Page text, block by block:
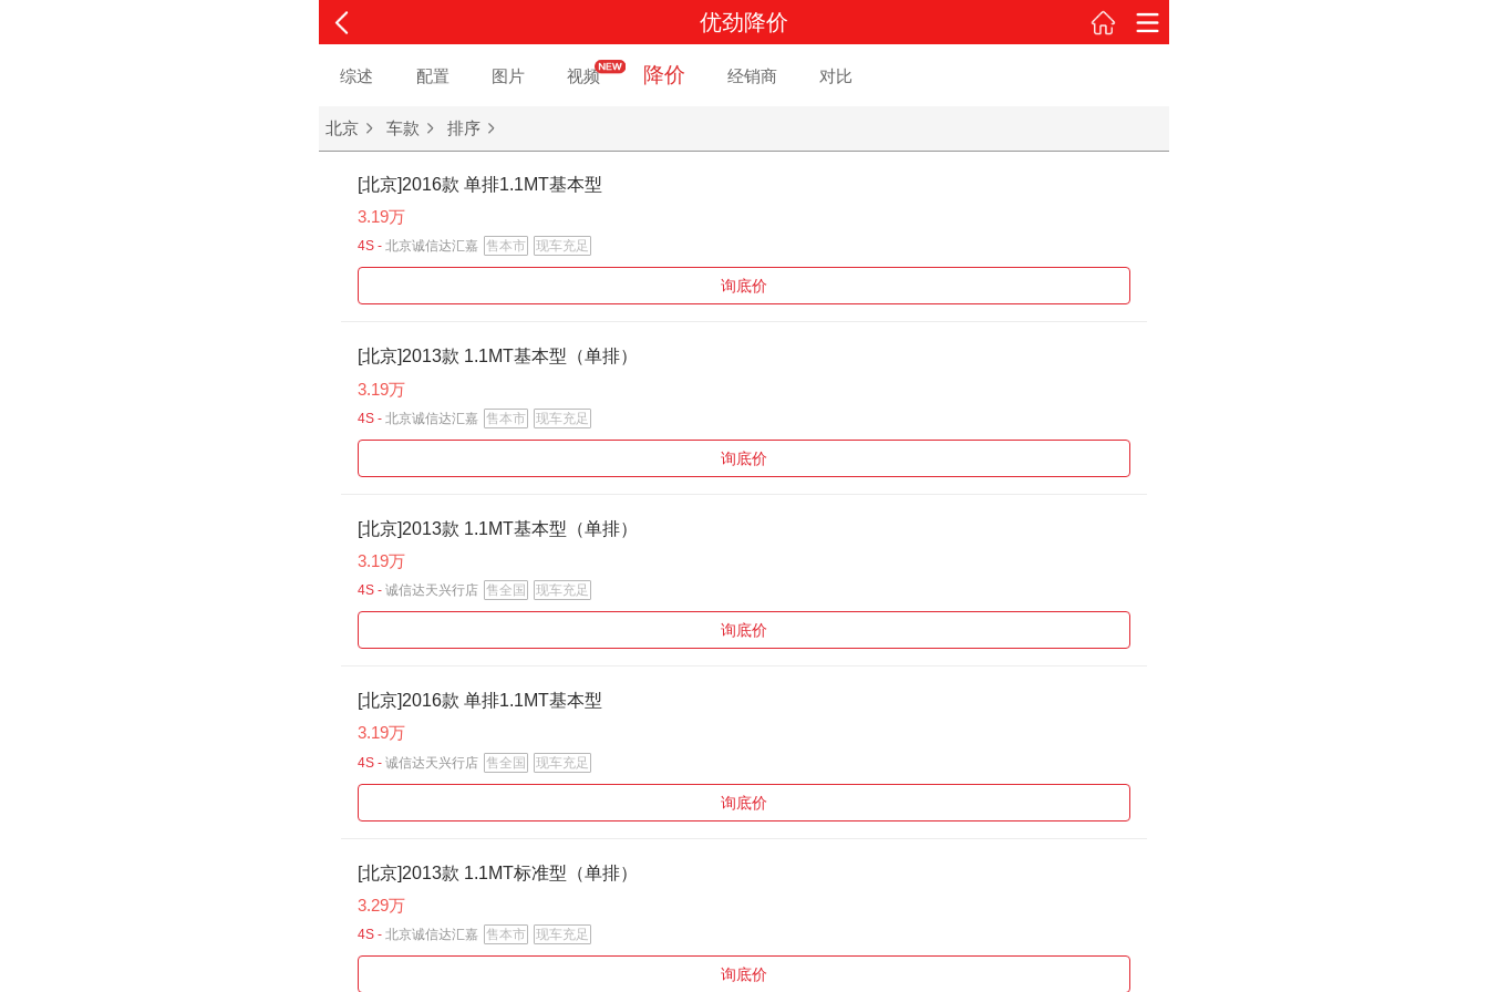
优劲降价
综述 配置 图片 视频 降价 经销商 对比
北京 车款 排序
[北京]2016款 单排1.1MT基本型
3.19万
4S - 北京诚信达汇嘉 售本市 现车充足
询底价
[北京]2013款 1.1MT基本型（单排）
3.19万
4S - 北京诚信达汇嘉 售本市 现车充足
询底价
[北京]2013款 1.1MT基本型（单排）
3.19万
4S - 诚信达天兴行店 售全国 现车充足
询底价
[北京]2016款 单排1.1MT基本型
3.19万
4S - 诚信达天兴行店 售全国 现车充足
询底价
[北京]2013款 1.1MT标准型（单排）
3.29万
4S - 北京诚信达汇嘉 售本市 现车充足
询底价